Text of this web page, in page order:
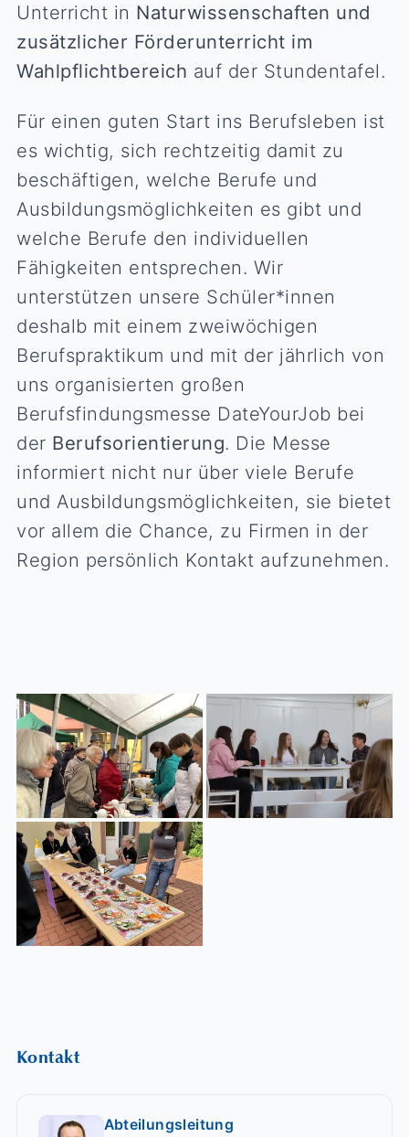
Unterricht in Naturwissenschaften und
zusätzlicher Förderunterricht im
Wahlpflichtbereich auf der Stundentafel.
Für einen guten Start ins Berufsleben ist
es wichtig, sich rechtzeitig damit zu
beschäftigen, welche Berufe und
Ausbildungsmöglichkeiten es gibt und
welche Berufe den individuellen
Fähigkeiten entsprechen. Wir
unterstützen unsere Schüler*innen
deshalb mit einem zweiwöchigen
Berufspraktikum und mit der jährlich von
uns organisierten großen
Berufsfindungsmesse DateYourJob bei
der Berufsorientierung. Die Messe
informiert nicht nur über viele Berufe
und Ausbildungsmöglichkeiten, sie bietet
vor allem die Chance, zu Firmen in der
Region persönlich Kontakt aufzunehmen.
Kontakt
Abteilungsleitung